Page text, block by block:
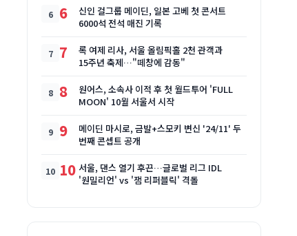
6
신인 걸그룹 메이딘, 일본 고베 첫 콘서트
6000석 전석 매진 기록
7
록 여제 리사, 서울 올림픽홀 2천 관객과
15주년 축제…"떼창에 감동"
8
원어스, 소속사 이적 후 첫 월드투어 'FULL
MOON' 10월 서울서 시작
9
메이딘 마시로, 금발+스모키 변신 '24/11' 두
번째 콘셉트 공개
10 서울, 댄스 열기 후끈…글로벌 리그 IDL
'원밀리언' vs '잼 리퍼블릭' 격돌